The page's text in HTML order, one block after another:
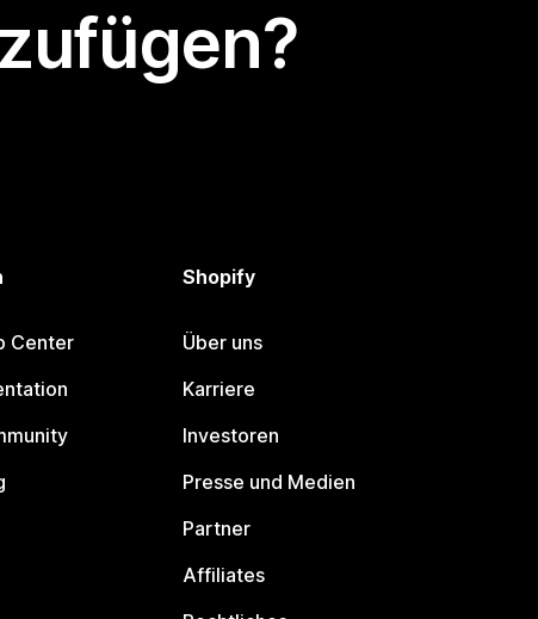
Center
Shopify
Über uns
Karriere
Investoren
Presse und Medien
Partner
Affiliates